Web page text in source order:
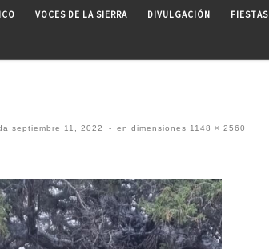
VOCES DE LA SIERRA DIVULGACIÓN FIESTAS
septiembre 11, 2022 - en dimensiones 1148 × 2560